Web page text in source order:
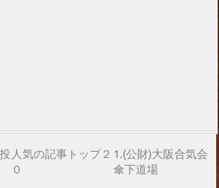
人気の記事トップ２
０
1.(公財)大阪合気会
傘下道場